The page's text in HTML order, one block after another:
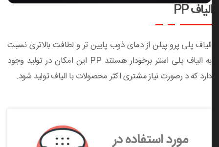
الیاف PP
الیاف پلی پرو پیلن از دمای ذوب پایین تر و لطافت بالاتری نسبت
به الیاف پلی استر برخودار هستند PP این امکان در تولید وجود
دارد که د رصورت نیاز مشتری اکثر محصولات با الیاف تولید شود.